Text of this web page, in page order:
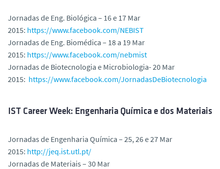
Jornadas de Eng. Biológica – 16 e 17 Mar
2015: https://www.facebook.com/NEBIST
Jornadas de Eng. Biomédica – 18 a 19 Mar
2015: https://www.facebook.com/nebmist
Jornadas de Biotecnologia e Microbiologia- 20 Mar
2015: https://www.facebook.com/JornadasDeBiotecnologia
IST Career Week: Engenharia Química e dos Materiais
Jornadas de Engenharia Química – 25, 26 e 27 Mar
2015: http://jeq.ist.utl.pt/
Jornadas de Materiais – 30 Mar